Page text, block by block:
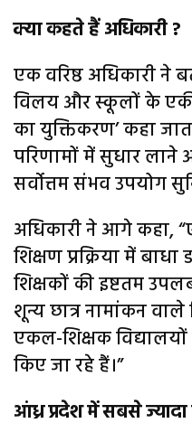
क्या कहते हैं अधिकारी ?
एक वरिष्ठ अधिकारी ने
विलय और स्कूलों के
का युक्तिकरण’ कहा
परिणामों में सुधार
सर्वोत्तम संभव उपयोग
अधिकारी ने आगे कहा,
शिक्षण प्रक्रिया में
शिक्षकों की इष्टतम
शून्य छात्र नामांकन वाले
एकल-शिक्षक
किए जा रहे हैं।”
आंध्र प्रदेश में सबसे